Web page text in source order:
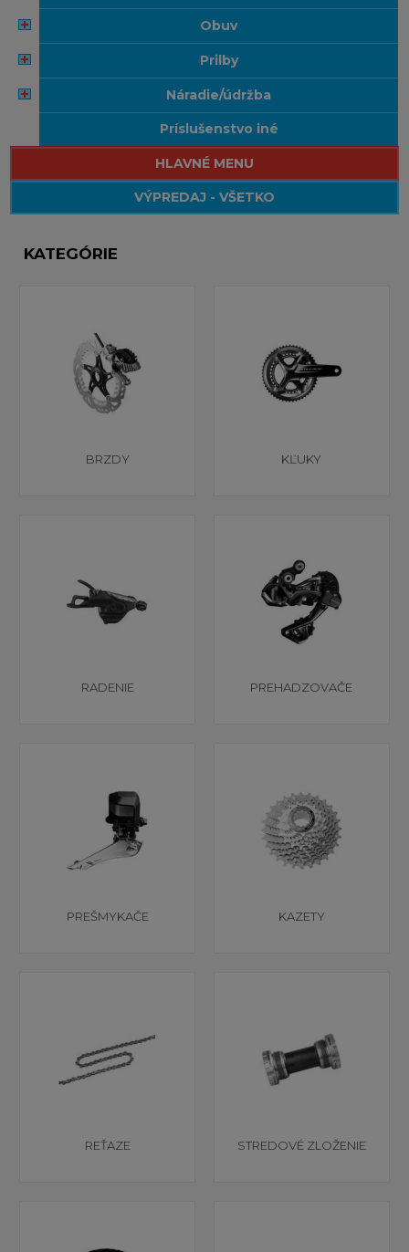
obuv
prilby
náradie/údržba
príslušenstvo iné
HLAVNÉ MENU
VÝPREDAJ - VŠETKO
KATEGÓRIE
BRZDY KĽUKY
RADENIE PREHADZOVAČE
PREŠMYKAČE KAZETY
REŤAZE STREDOVÉ ZLOŽENIE